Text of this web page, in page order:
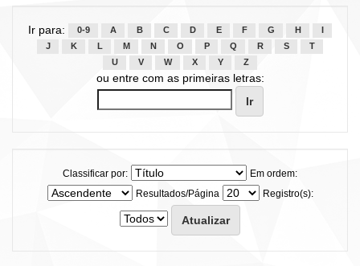
Ir para: 0-9 A B C D E F G H
J
K L M N O P Q R S
T
U
V W X Y Z
ou entre com as primeiras letras:
Classificar por:
Em ordem:
Resultados/Página
Registro(s):